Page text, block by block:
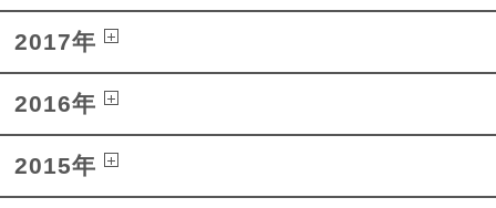
2017年
2016年
2015年